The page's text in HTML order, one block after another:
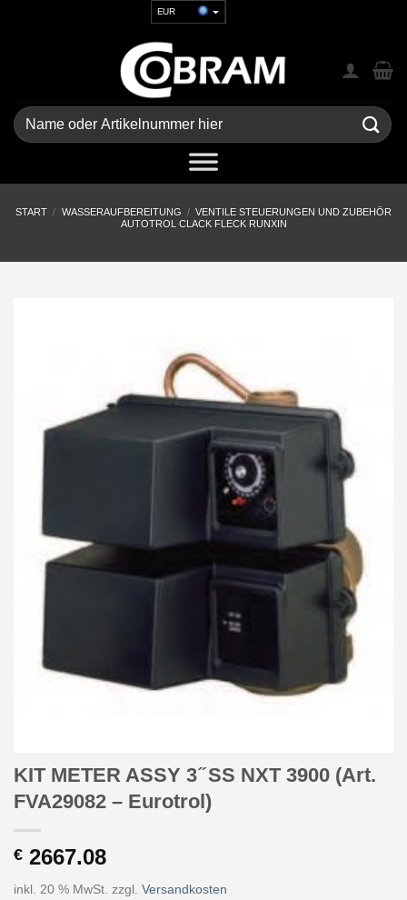
EUR
GBP
CHF
UAH
Suchen
nach:
START / WASSERAUFBEREITUNG / VENTILE STEUERUNGEN UND ZUBEHÖR
AUTOTROL CLACK FLECK RUNXIN
KIT METER ASSY 3 ̋ SS NXT 3900 (Art.
FVA29082 – Eurotrol)
€ 2667.08
inkl. 20 % MwSt. zzgl. Versandkosten